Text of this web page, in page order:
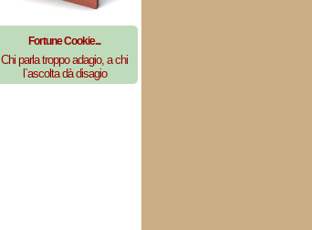
Fortune Cookie...
Chi parla troppo adagio, a chi
l`ascolta dà disagio